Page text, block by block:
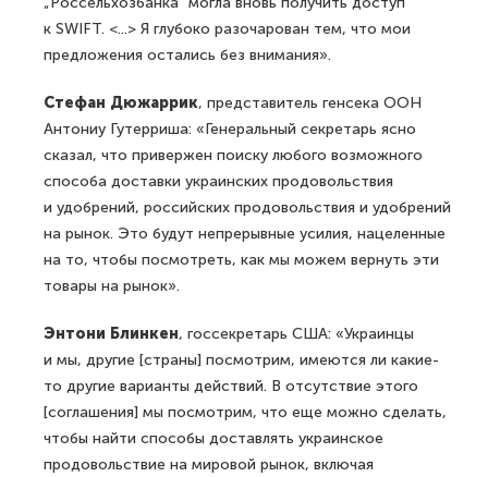
к SWIFT. <...> Я глубоко разочарован тем, что мои
предложения остались без внимания».
Стефан Дюжаррик, представитель генсека ООН
Антониу Гутерриша: «Генеральный секретарь ясно
сказал, что привержен поиску любого возможного
способа доставки украинских продовольствия
и удобрений, российских продовольствия и удобрений
на рынок. Это будут непрерывные усилия, нацеленные
на то, чтобы посмотреть, как мы можем вернуть эти
товары на рынок».
Энтони Блинкен, госсекретарь США: «Украинцы
и мы, другие [страны] посмотрим, имеются ли какие-
то другие варианты действий. В отсутствие этого
[соглашения] мы посмотрим, что еще можно сделать,
чтобы найти способы доставлять украинское
продовольствие на мировой рынок, включая